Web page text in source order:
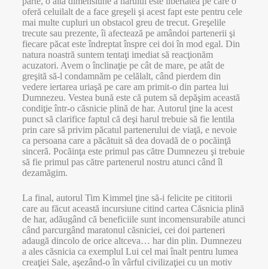
oferă celuilalt de a face greşeli şi acest fapt este pentru cele
mai multe cupluri un obstacol greu de trecut. Greşelile
trecute sau prezente, îi afectează pe amândoi partenerii şi
fiecare păcat este îndreptat înspre cei doi în mod egal. Din
natura noastră suntem tentaţi imediat să reacţionăm
acuzatori. Avem o înclinaţie pe cât de mare, pe atât de
greşită să-l condamnăm pe celălalt, când pierdem din
vedere iertarea uriaşă pe care am primit-o din partea lui
Dumnezeu. Vestea bună este că putem să depăşim această
condiţie într-o căsnicie plină de har. Autorul ţine la acest
punct să clarifice faptul că deşi harul trebuie să fie lentila
prin care să privim păcatul partenerului de viaţă, e nevoie
ca persoana care a păcătuit să dea dovadă de o pocăinţă
sinceră. Pocăinţa este primul pas către Dumnezeu şi trebuie
să fie primul pas către partenerul nostru atunci când îl
dezamăgim.
La final, autorul Tim Kimmel ţine să-i felicite pe cititorii
care au făcut această incursiune citind cartea Căsnicia plină
de har, adăugând că beneficiile sunt incomensurabile atunci
când parcurgând maratonul căsniciei, cei doi parteneri
adaugă dincolo de orice altceva… har din plin. Dumnezeu
a ales căsnicia ca exemplul Lui cel mai înalt pentru lumea
creaţiei Sale, aşezând-o în vârful civilizaţiei cu un motiv